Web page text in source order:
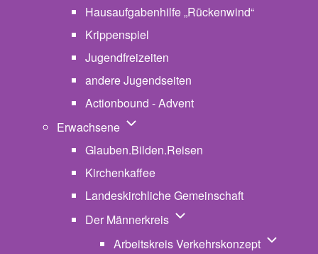
Hausaufgabenhilfe „Rückenwind“
Krippenspiel
Jugendfreizeiten
andere Jugendseiten
Actionbound - Advent
Erwachsene Unternavigation von Erwachsene
Glauben.Bilden.Reisen
Kirchenkaffee
Landeskirchliche Gemeinschaft
Der Männerkreis Unternavigation von Der
Arbeitskreis Verkehrskonzept